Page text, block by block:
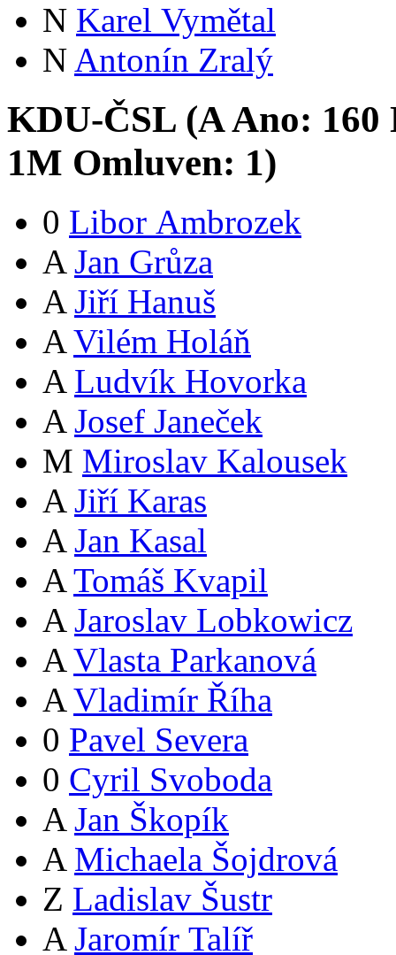
N Karel Vymětal
N Antonín Zralý
KDU-ČSL (AAno: 160
1M Omluven: 1)
0 Libor Ambrozek
A Jan Grůza
A Jiří Hanuš
A Vilém Holáň
A Ludvík Hovorka
A Josef Janeček
M Miroslav Kalousek
A Jiří Karas
A Jan Kasal
A Tomáš Kvapil
A Jaroslav Lobkowicz
A Vlasta Parkanová
A Vladimír Říha
0 Pavel Severa
0 Cyril Svoboda
A Jan Škopík
A Michaela Šojdrová
Z Ladislav Šustr
A Jaromír Talíř